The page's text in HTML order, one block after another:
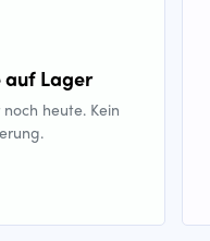
auf Lager
heute. Kein